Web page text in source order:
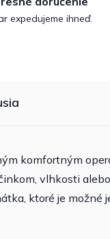
expedujeme ihneď.
komfortným
vlhkosti
ktoré je možné